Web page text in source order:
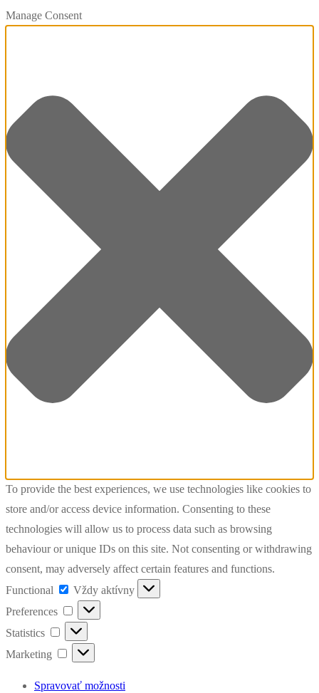
Manage Consent
To provide the best experiences, we use technologies like cookies to
store and/or access device information. Consenting to these
technologies will allow us to process data such as browsing
behaviour or unique IDs on this site. Not consenting or withdrawing
consent, may adversely affect certain features and functions.
Functional
Functional
Vždy aktívny
Preferences
Preferences
Statistics
Statistics
Marketing
Marketing
Spravovať možnosti